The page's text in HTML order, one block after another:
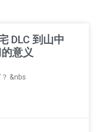
DLC 到山中
意义
&nbs